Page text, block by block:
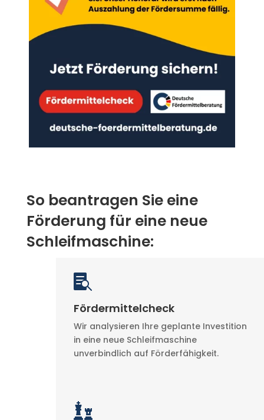
So beantragen Sie eine
Förderung für eine neue
Schleifmaschine:

Fördermittelcheck
Wir analysieren Ihre geplante Investition
in eine neue Schleifmaschine
unverbindlich auf Förderfähigkeit.
